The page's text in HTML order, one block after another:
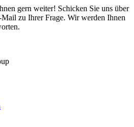
gern weiter! Schicken Sie uns über
zu Ihrer Frage. Wir werden Ihnen